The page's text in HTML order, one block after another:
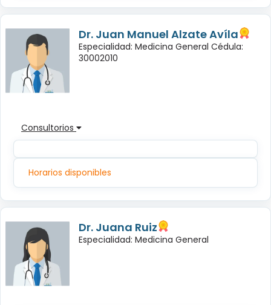
Dr. Juan Manuel Alzate Avíla
Especialidad: Medicina General Cédula:
30002010
Consultorios
Horarios disponibles
Dr. Juana Ruiz
Especialidad: Medicina General